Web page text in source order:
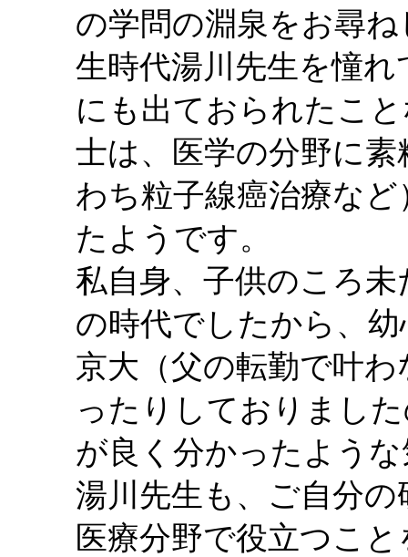
の学問の淵泉をお尋
生時代湯川先生を憧
にも出ておられたこ
士は、医学の分野に
わち粒子線癌治療な
たようです。
私自身、子供のころ
の時代でしたから、
京大（父の転勤で叶
ったりしておりまし
が良く分かったよう
湯川先生も、ご自分
医療分野で役立つこ